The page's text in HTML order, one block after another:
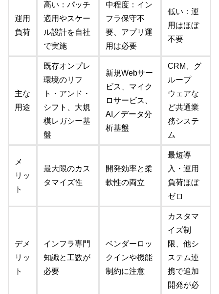
運用
負荷
高い：パッチ
適用やスケー
ル設計を自社
で実施
中程度：イン
フラ保守不
要、アプリ運
用は必要
低い：運
用はほぼ
不要
主な
用途
既存オンプレ
環境のリフ
ト・アンド・
シフト、大規
模レガシー基
盤
新規Webサー
ビス、マイク
ロサービス、
AI／データ分
析基盤
CRM、グ
ループ
ウェアな
ど共通業
務システ
ム
メ
リッ
ト
最大限のカス
タマイズ性
開発効率と柔
軟性の両立
最短導
入・運用
負荷ほぼ
ゼロ
デメ
リッ
ト
インフラ専門
知識と工数が
必要
ベンダーロッ
クインや機能
制約に注意
カスタマ
イズ制
限、他シ
ステム連
携で追加
開発が必